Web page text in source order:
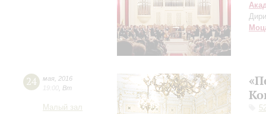
24 мая 2016
19:00 Вт
Малый зал